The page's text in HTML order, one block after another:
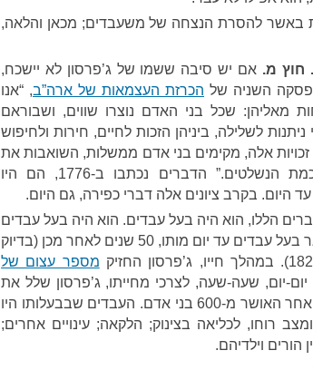
באשר להסרת הנצחה של משעבדים; מכאן והלאה,
חוץ מ. אם יש סיבה ששמו של ג’פרסון לא יישכח,
השניה של הכרזת העצמאות של ארה”ב, “אנו
מאליהן: שכל בני האדם נוצרו שווים, ושבוראם
לשלילה, ביניהן הזכות לחיים, חירות ולחיפוש
אלה, מקימים בני אדם ממשלות, השואבות את
סמכויותיהן הצודקות מהסכמת הנשלטים.” הדברים נכתבו ב-1776, הם היו
היום. בקרב ציונים אלה דברי כפירה, גם היום.
הללו, הוא היה בעל עבדים. הוא היה בעל עבדים
לפני שכתב אותם, והוא יישאר בעל עבדים עד יום מותו, 50 שנים לאחר מכן (בדיוק
מספר עצום של
יום-יום, שעה-שעה, לצרכי מחייתו, ג’פרסון שלל את
הזכות לחיים, חירות וחיפוש אחר האושר מ-600 בני אדם. העבדים שבבעלותו היו
רוחו, לכליאה בצינוק; הלקאה; עינויים אחרים;
הורים וילדיהם.